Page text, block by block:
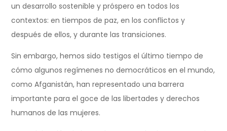
un desarrollo sostenible y próspero en todos los
contextos: en tiempos de paz, en los conflictos y
después de ellos, y durante las transiciones.
Sin embargo, hemos sido testigos el último tiempo de
cómo algunos regímenes no democráticos en el mundo,
como Afganistán, han representado una barrera
importante para el goce de las libertades y derechos
humanos de las mujeres.